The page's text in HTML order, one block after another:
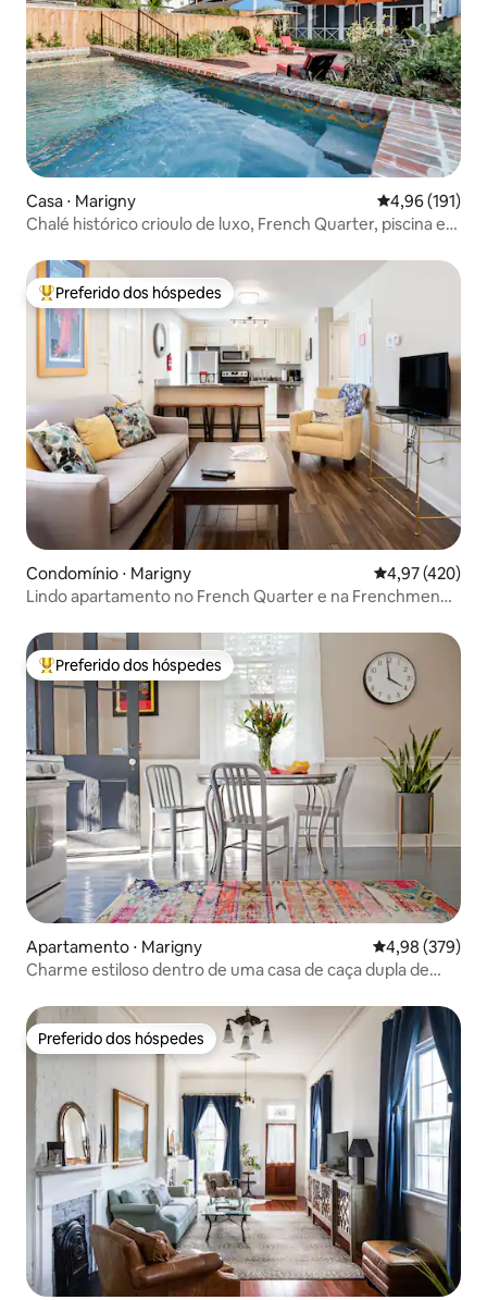
Casa ⋅ Marigny 4,96 de uma
4,96 (191)
Chalé histórico crioulo de luxo, French Quarter, piscina e
Entre os melhores preferidos dos hóspedes
Preferido dos hóspedes
Condomínio ⋅ Marigny 4,97 de uma
4,97 (420)
Lindo apartamento no French Quarter e na Frenchmen
Entre os melhores preferidos dos hóspedes
Preferido dos hóspedes
Apartamento ⋅ Marigny 4,98 de uma
4,98 (379)
Charme estiloso dentro de uma casa de caça dupla de
Preferido dos hóspedes
Preferido dos hóspedes